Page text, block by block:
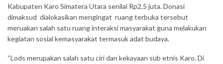
Kabupaten Karo Simatera Utara senilai Rp2,5 juta. Donasi
dimaksud dialokasikan mengingat ruang terbuka tersebut
meruakan salah satu ruang interaksi masyarakat guna melakukan
kegiatan sosial kemasyarakat termasuk adat budaya.
“Lods merupakan salah satu ciri dan kekayaan sub etnis Karo. Di